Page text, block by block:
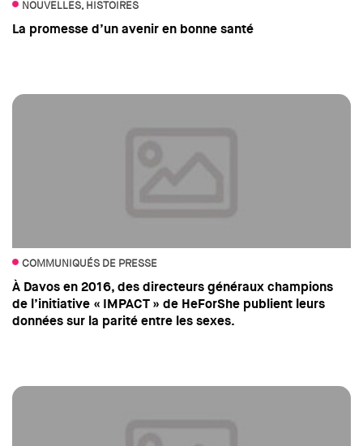
NOUVELLES, HISTOIRES
La promesse d’un avenir en bonne santé
COMMUNIQUÉS DE PRESSE
À Davos en 2016, des directeurs généraux champions
de l’initiative « IMPACT » de HeForShe publient leurs
données sur la parité entre les sexes.